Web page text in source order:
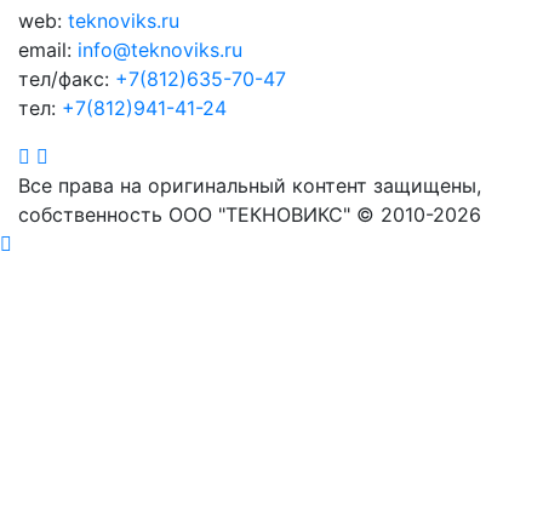
web: teknoviks.ru
email: info@teknoviks.ru
тел/факс: +7(812)635-70-47
тел: +7(812)941-41-24
Все права на оригинальный контент защищены,
собственность ООО "ТЕКНОВИКС" © 2010-2026